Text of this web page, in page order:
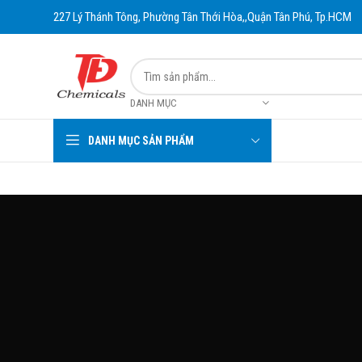
227 Lý Thánh Tông, Phường Tân Thới Hòa,,Quận Tân Phú, Tp.HCM
DANH MỤC
DANH MỤC SẢN PHẨM